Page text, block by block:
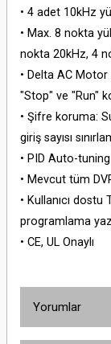
• 4 adet 10kHz
• Max. 8 nokta
nokta 20kHz, 4
• Delta AC
"Stop" ve "Run"
• Şifre koruma:
giriş sayısı
• PID Auto-
• Mevcut tüm
• Kullanıcı
programlama
• CE, UL Onaylı
Yorumlar